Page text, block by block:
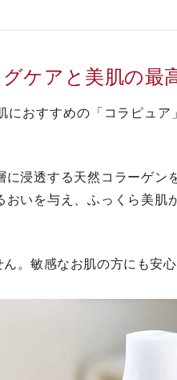
ケアと美肌の最
におすすめの「コラピュ
浸透する天然コラーゲン
おいを与え、ふっくら美肌
。敏感なお肌の方にも安